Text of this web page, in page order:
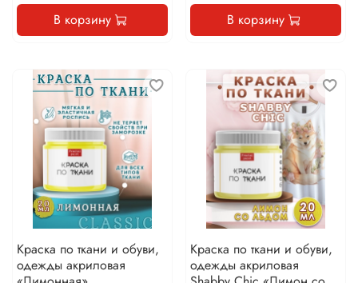
В корзину В корзину
Краска по ткани и обуви,
одежды акриловая
Краска по ткани и обуви,
одежды акриловая